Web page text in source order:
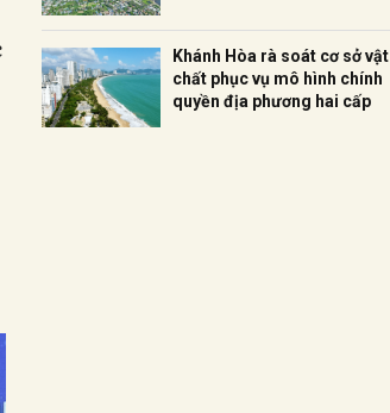
Khánh Hòa rà soát cơ sở vật
chất phục vụ mô hình chính
quyền địa phương hai cấp